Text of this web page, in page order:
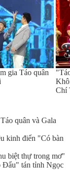
gia Táo quân
Chí
quân và Gala
kinh điển "Có bàn
biệt thự trong mơ"
Đẩu" tán tỉnh Ngọc